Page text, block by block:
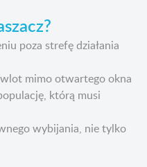
poza strefę działania
mimo otwartego okna
którą musi
wybijania, nie tylko